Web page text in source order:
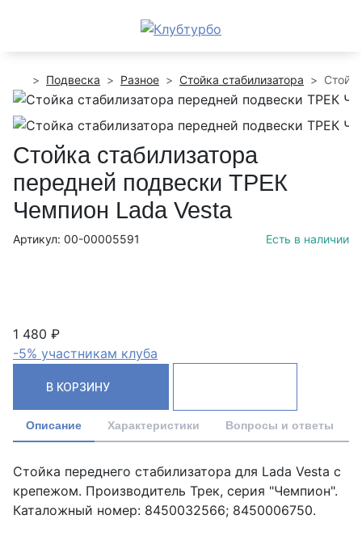
Подвеска Разное Стойка стабилизатора
Стойка стабилизатора
передней подвески ТРЕК
Чемпион Lada Vesta
Артикул: 00-00005591 Есть в наличии
1 480 ₽
-5% участникам клуба
В КОРЗИНУ
Описание Характеристики Вопросы и ответы
Стойка переднего стабилизатора для Lada Vesta с
крепежом. Производитель Трек, серия "Чемпион".
Каталожный номер: 8450032566; 8450006750.